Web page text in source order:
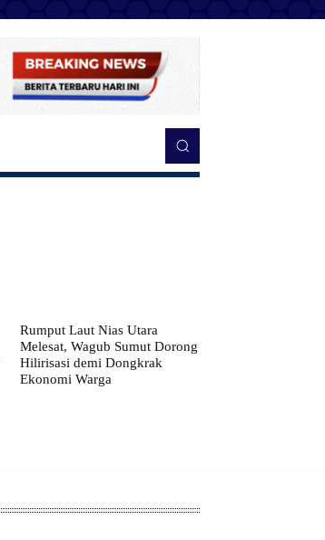
Rumput Laut Nias Utara
Melesat, Wagub Sumut Dorong
Hilirisasi demi Dongkrak
Ekonomi Warga